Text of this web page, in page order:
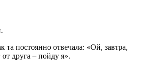
постоянно отвечала: «Ой, завтра,
друга – пойду я».